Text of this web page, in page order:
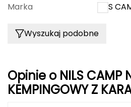
Granger's
Grivel
Marka
NILS
Wyszukaj podobne
Opinie o NILS CAMP
KEMPINGOWY Z